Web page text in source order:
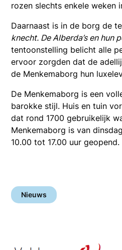
rozen slechts enkele weken
Daarnaast is in de borg de
knecht. De Alberda’s en hun
tentoonstelling belicht alle
ervoor zorgden dat de
de Menkemaborg hun
De Menkemaborg is een
barokke stijl. Huis en tuin
dat rond 1700 gebruikelijk
Menkemaborg is van
10.00 tot 17.00 uur geopend.
Nieuws